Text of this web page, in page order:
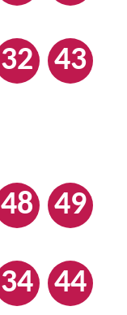
32 43
48 49
34 44